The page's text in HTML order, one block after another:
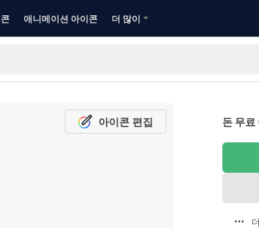
애니메이션 아이콘 더 많이
아이콘 편집 돈 무료